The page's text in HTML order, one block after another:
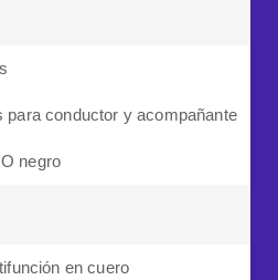
para conductor y acompañante
negro
en cuero